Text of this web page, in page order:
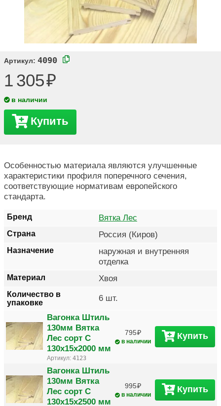
Артикул: 4090
1 305
в наличии
Купить
Бренд Вятка Лес
Страна Россия (Киров)
Назначение
наружная и внутренняя
отделка
Материал Хвоя
Количество в
упаковке
6 шт.
Особенностью материала являются улучшенные
характеристики профиля поперечного сечения,
соответствующие нормативам европейского
стандарта.
Вагонка Штиль
130мм Вятка
Лес сорт C
130х15х2000 мм
Артикул: 4123
795
в наличии
Купить
Вагонка Штиль
130мм Вятка
Лес сорт C
130х15х2500 мм
995
в наличии
Купить